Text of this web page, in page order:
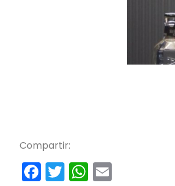
Compartir:
Facebook
TwitterWhatsApp